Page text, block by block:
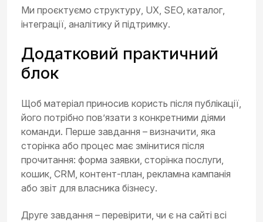
Ми проєктуємо структуру, UX, SEO, каталог,
інтеграції, аналітику й підтримку.
Додатковий практичний
блок
Щоб матеріал приносив користь після публікації,
його потрібно пов’язати з конкретними діями
команди. Перше завдання – визначити, яка
сторінка або процес має змінитися після
прочитання: форма заявки, сторінка послуги,
кошик, CRM, контент-план, рекламна кампанія
або звіт для власника бізнесу.
Друге завдання – перевірити, чи є на сайті всі